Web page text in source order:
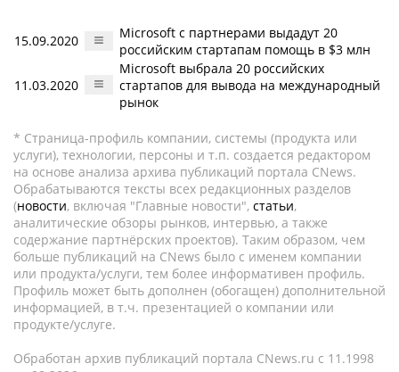
15.09.2020
Microsoft с партнерами выдадут 20
российским стартапам помощь в $3 млн
11.03.2020
Microsoft выбрала 20 российских
стартапов для вывода на международный
рынок
* Страница-профиль компании, системы (продукта или
услуги), технологии, персоны и т.п. создается редактором
на основе анализа архива публикаций портала CNews.
Обрабатываются тексты всех редакционных разделов
(новости, включая "Главные новости", статьи,
аналитические обзоры рынков, интервью, а также
содержание партнёрских проектов). Таким образом, чем
больше публикаций на CNews было с именем компании
или продукта/услуги, тем более информативен профиль.
Профиль может быть дополнен (обогащен) дополнительной
информацией, в т.ч. презентацией о компании или
продукте/услуге.
Обработан архив публикаций портала CNews.ru c 11.1998